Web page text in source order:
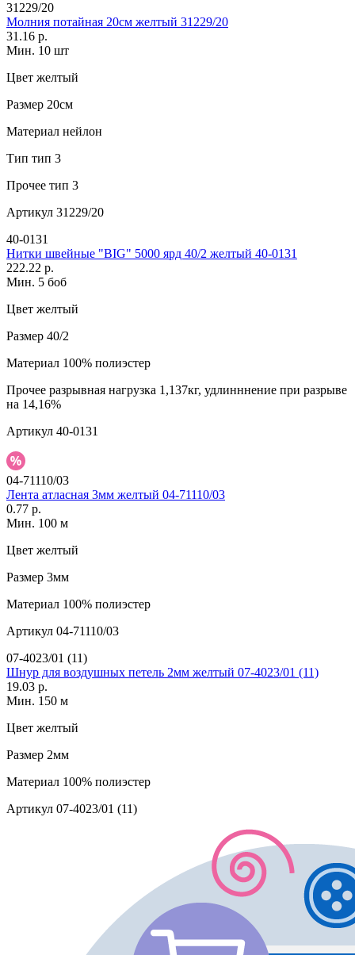
31229/20
Молния потайная 20см желтый 31229/20
31.16 р.
Мин. 10 шт
Цвет желтый
Размер 20см
Материал нейлон
Тип тип 3
Прочее тип 3
Артикул 31229/20
40-0131
Нитки швейные "BIG" 5000 ярд 40/2 желтый 40-0131
222.22 р.
Мин. 5 боб
Цвет желтый
Размер 40/2
Материал 100% полиэстер
Прочее разрывная нагрузка 1,137кг, удлинннение при разрыве
на 14,16%
Артикул 40-0131
04-71110/03
Лента атласная 3мм желтый 04-71110/03
0.77 р.
Мин. 100 м
Цвет желтый
Размер 3мм
Материал 100% полиэстер
Артикул 04-71110/03
07-4023/01 (11)
Шнур для воздушных петель 2мм желтый 07-4023/01 (11)
19.03 р.
Мин. 150 м
Цвет желтый
Размер 2мм
Материал 100% полиэстер
Артикул 07-4023/01 (11)